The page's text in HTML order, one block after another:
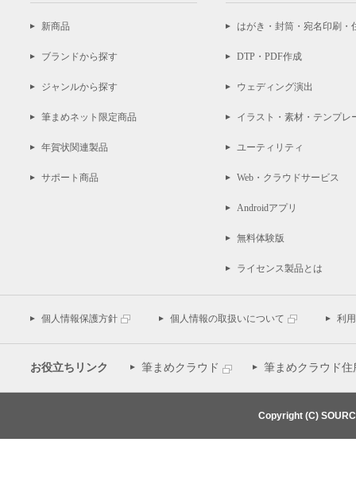
新商品
ブランドから探す
ジャンルから探す
筆まめネット限定商品
年賀状関連製品
サポート商品
はがき・封筒・宛名印刷・
DTP・PDF作成
ウェディング演出
イラスト・素材・テンプレ
ユーティリティ
Web・クラウドサービス
Androidアプリ
無料体験版
ライセンス製品とは
個人情報保護方針 個人情報の取扱いについて 利
お役立ちリンク 筆まめクラウド 筆まめクラウド住
Copyright (C)